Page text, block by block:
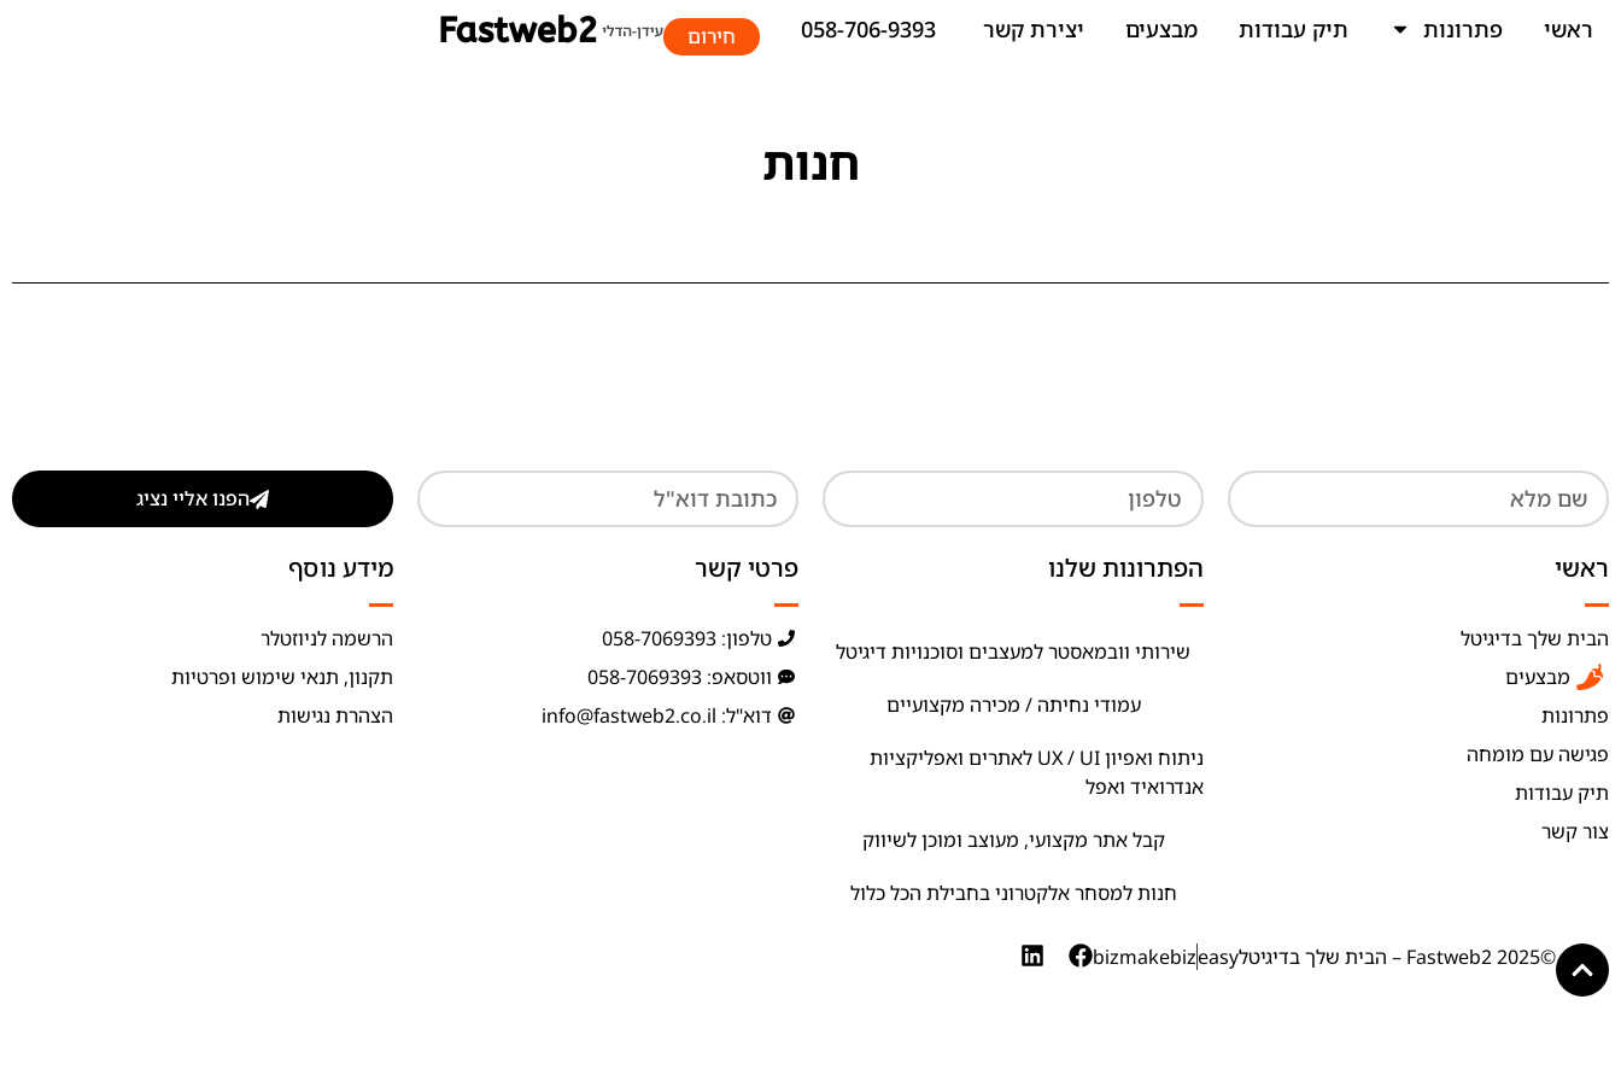
ראשי פתרונות תיק עבודות מבצעים יצירת קשר חירום
חנות
הפנו אליי נציג
ראשי
הבית שלך בדיגיטל
מבצעים
פתרונות
פגישה עם מומחה
תיק עבודות
צור קשר
הפתרונות שלנו
שירותי וובמאסטר למעצבים וסוכנויות דיגיטל
עמודי נחיתה / מכירה מקצועיים
ניתוח ואפיון UX / UI לאתרים ואפליקציות
אנדרואיד ואפל
קבל אתר מקצועי, מעוצב ומוכן לשיווק
חנות למסחר אלקטרוני בחבילת הכל כלול
פרטי קשר
טלפון: 058-7069393
ווטסאפ: 058-7069393
דוא"ל: info@fastweb2.co.il
מידע נוסף
הרשמה לניוזטלר
תקנון, תנאי שימוש ופרטיות
הצהרת נגישות
©2025 Fastweb2 – הבית שלך בדיגיטל easy
bizmakebiz